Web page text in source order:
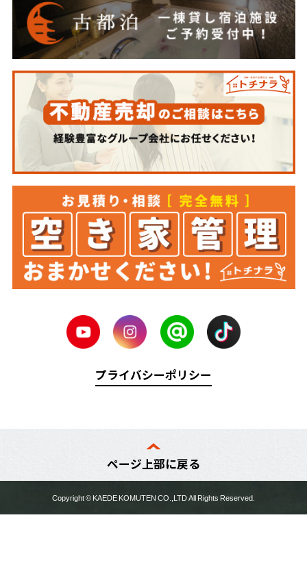
プライバシーポリシー
ページ上部に戻る
Copyright ©KAEDE KOMUTENCO.,LTD All Rights Reserved.